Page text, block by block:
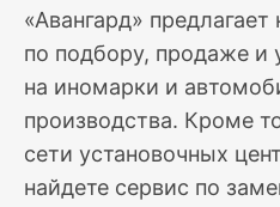
«Авангард»
по подбору, продаже и
на иномарки и
производства. Кроме
сети установочных
найдете сервис по